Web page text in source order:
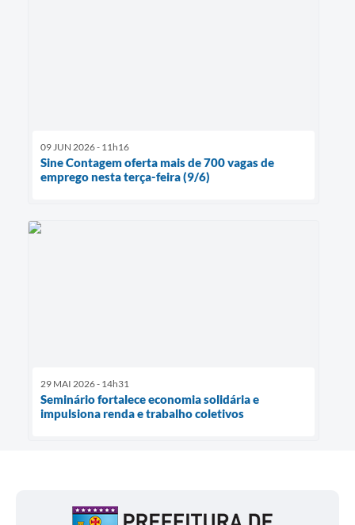
09 JUN 2026 - 11h16
Sine Contagem oferta mais de 700 vagas de
emprego nesta terça-feira (9/6)
29 MAI 2026 - 14h31
Seminário fortalece economia solidária e
impulsiona renda e trabalho coletivos